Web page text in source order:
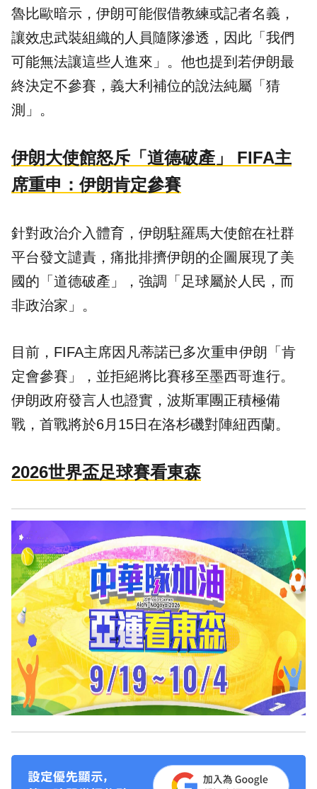
魯比歐暗示，伊朗可能假借教練或記者名義，
讓效忠武裝組織的人員隨隊滲透，因此「我們
可能無法讓這些人進來」。他也提到若伊朗最
終決定不參賽，義大利補位的說法純屬「猜
測」。
伊朗大使館怒斥「道德破產」 FIFA主
席重申：伊朗肯定參賽
針對政治介入體育，伊朗駐羅馬大使館在社群
平台發文譴責，痛批排擠伊朗的企圖展現了美
國的「道德破產」，強調「足球屬於人民，而
非政治家」。
目前，FIFA主席因凡蒂諾已多次重申伊朗「肯
定會參賽」，並拒絕將比賽移至墨西哥進行。
伊朗政府發言人也證實，波斯軍團正積極備
戰，首戰將於6月15日在洛杉磯對陣紐西蘭。
2026世界盃足球賽看東森